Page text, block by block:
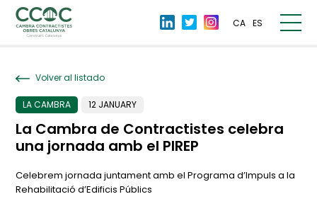
CA ES
Volver al listado
LA CAMBRA 12 JANUARY
La Cambra de Contractistes celebra
una jornada amb el PIREP
Celebrem jornada juntament amb el Programa d’Impuls a la
Rehabilitació d’Edificis Públics